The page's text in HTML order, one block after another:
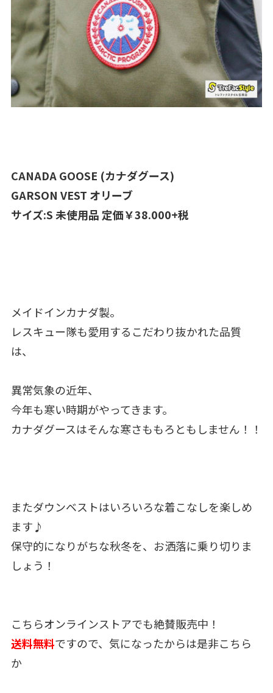
CANADA GOOSE (カナダグース)
GARSON VEST オリーブ
サイズ:S 未使用品 定価￥38.000+税
メイドインカナダ製。
レスキュー隊も愛用するこだわり抜かれた品質
は、
異常気象の近年、
今年も寒い時期がやってきます。
カナダグースはそんな寒さももろともしません！！
またダウンベストはいろいろな着こなしを楽しめ
ます♪
保守的になりがちな秋冬を、お洒落に乗り切りま
しょう！
こちらオンラインストアでも絶賛販売中！
送料無料ですので、気になったからは是非こちら
か